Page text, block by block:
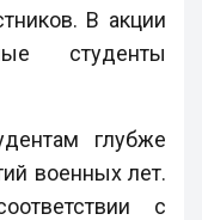
В акции
студенты
глубже
военных лет.
с